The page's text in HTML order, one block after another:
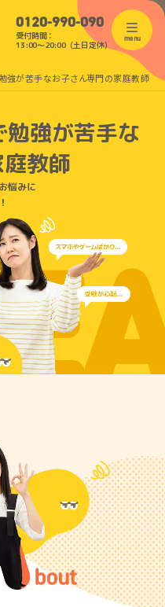
0120-990-090
受付時間：
13:00〜20:00（土日定休）
menu
強が苦手なお子さん専門の家庭教師
勉強が苦手な
教師
悩みに